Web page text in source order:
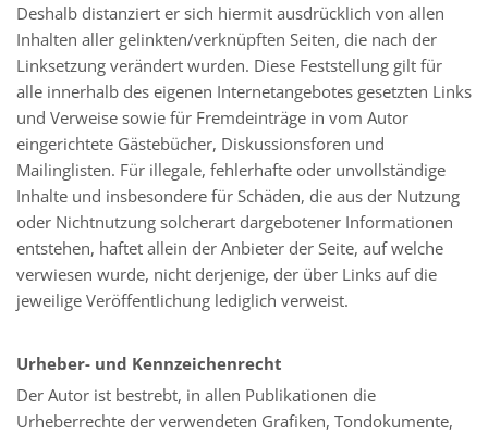
Deshalb distanziert er sich hiermit ausdrücklich von allen
Inhalten aller gelinkten/verknüpften Seiten, die nach der
Linksetzung verändert wurden. Diese Feststellung gilt für
alle innerhalb des eigenen Internetangebotes gesetzten Links
und Verweise sowie für Fremdeinträge in vom Autor
eingerichtete Gästebücher, Diskussionsforen und
Mailinglisten. Für illegale, fehlerhafte oder unvollständige
Inhalte und insbesondere für Schäden, die aus der Nutzung
oder Nichtnutzung solcherart dargebotener Informationen
entstehen, haftet allein der Anbieter der Seite, auf welche
verwiesen wurde, nicht derjenige, der über Links auf die
jeweilige Veröffentlichung lediglich verweist.
Urheber- und Kennzeichenrecht
Der Autor ist bestrebt, in allen Publikationen die
Urheberrechte der verwendeten Grafiken, Tondokumente,